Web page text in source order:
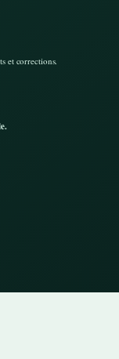
et corrections.